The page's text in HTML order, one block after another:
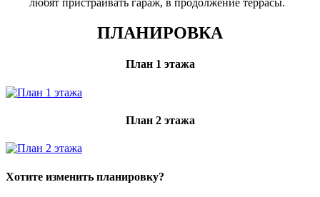
любят пристраивать гараж, в продолжение террасы.
ПЛАНИРОВКА
План 1 этажа
План 2 этажа
Хотите изменить планировку?